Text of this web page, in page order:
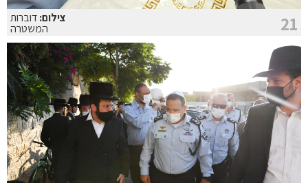
21 צילום:דוברות
המשטרה